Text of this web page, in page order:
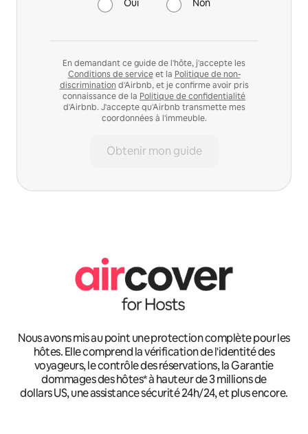
Oui Non
En demandant ce guide de l'hôte, j'accepte les
Conditions de serviceet la Politique de non-
discrimination d'Airbnb, et je confirme avoir pris
connaissance de la Politique de confidentialité
d'Airbnb. J'accepte qu'Airbnb transmette mes
coordonnées à l'immeuble.
Obtenir mon guide
Nous avons mis au point une protection complète pour les
hôtes. Elle comprend la vérification de l'identité des
voyageurs, le contrôle des réservations, la Garantie
dommages des hôtes* à hauteur de 3 millions de
dollars US, une assistance sécurité 24h/24, et plus encore.